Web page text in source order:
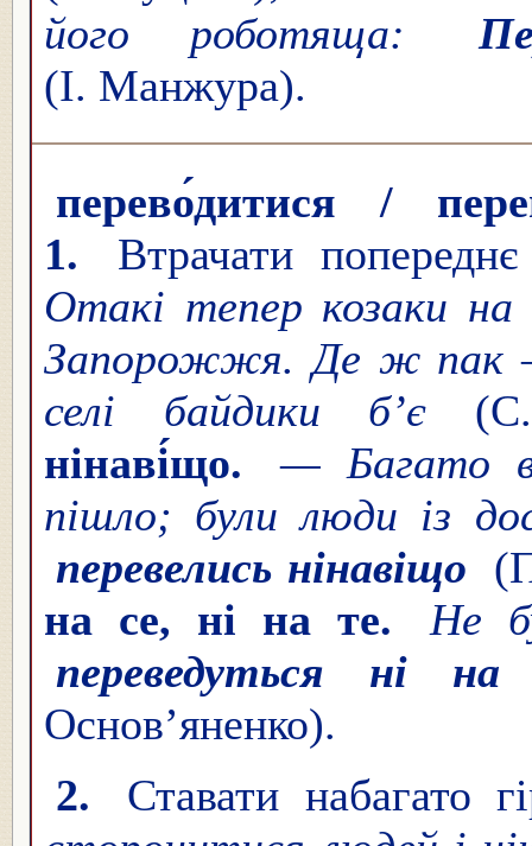
його роботяща:
(І. Манжура).
перево́дитися /
1.
Втрачати
Отакі тепер козаки
Запорожжя. Де ж пак
селі байдики б’є
нінаві́що.
— Багато
пішло; були люди із
перевелись нінавіщо
на се, ні на те.
Не
переведуться ні
Основ’яненко).
2.
Ставати набагато